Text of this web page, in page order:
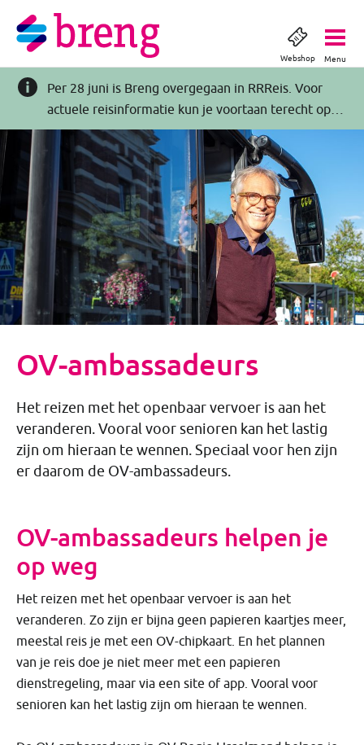
Webshop Menu
Per 28 juni is Breng overgegaan in RRReis. Voor
actuele reisinformatie kun je voortaan terecht op
RRReis.nl >>
OV-ambassadeurs
Het reizen met het openbaar vervoer is aan het
veranderen. Vooral voor senioren kan het lastig
zijn om hieraan te wennen. Speciaal voor hen zijn
er daarom de OV-ambassadeurs.
OV-ambassadeurs helpen je
op weg
Het reizen met het openbaar vervoer is aan het
veranderen. Zo zijn er bijna geen papieren kaartjes meer,
meestal reis je met een OV-chipkaart. En het plannen
van je reis doe je niet meer met een papieren
dienstregeling, maar via een site of app. Vooral voor
senioren kan het lastig zijn om hieraan te wennen.